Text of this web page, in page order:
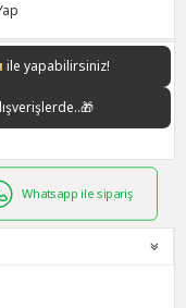
ile yapabilirsiniz!
Whatsapp ile sipariş